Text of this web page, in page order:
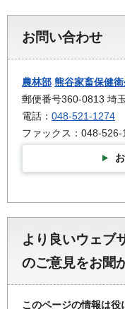
お問い合わせ
農林部 熊谷家畜保健
郵便番号360-0813 埼
電話： 048-521-1274
ファックス：048-526-
より良いウェブ
のご意見をお聞
このページの情報は役